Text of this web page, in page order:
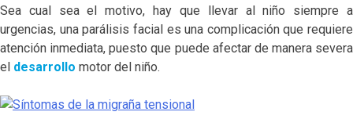
Sea cual sea el motivo, hay que llevar al niño siempre a
urgencias, una parálisis facial es una complicación que requiere
atención inmediata, puesto que puede afectar de manera severa
el desarrollo motor del niño.